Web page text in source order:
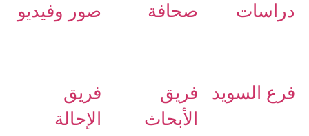
دراسات صحافة صور وفيديو
فرع السويد
فريق
الأبحاث
فريق
الإحالة